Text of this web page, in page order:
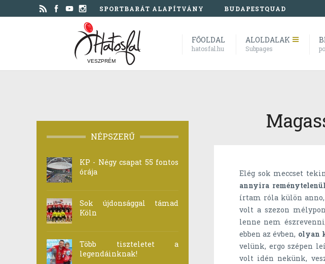
SPORTBARÁT ALAPÍTVÁNY BUDAPESTQUAD
VESZPRÉM
FŐOLDAL
hatosfal.hu
ALOLDALAK
Subpages
Elég sok meccset
annyira
írtam róla külön
volt a szezon
lenne nem
ebben az évben, olyan
velünk, ergo szépen
volt idén nekünk,
NÉPSZERŰ
KP - Négy csapat 55 fontos
órája
Sok újdonsággal támad
Köln
Több tiszteletet a
legendáinknak!